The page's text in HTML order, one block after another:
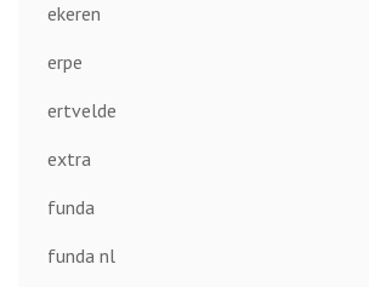
ekeren
erpe
ertvelde
extra
funda
funda nl